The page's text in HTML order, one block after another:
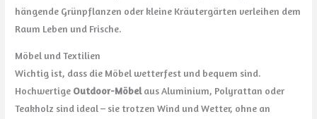
hängende Grünpflanzen oder kleine Kräutergärten verleihen dem
Raum Leben und Frische.
Möbel und Textilien
Wichtig ist, dass die Möbel wetterfest und bequem sind.
Hochwertige Outdoor-Möbelaus Aluminium, Polyrattan oder
Teakholz sind ideal – sie trotzen Wind und Wetter, ohne an